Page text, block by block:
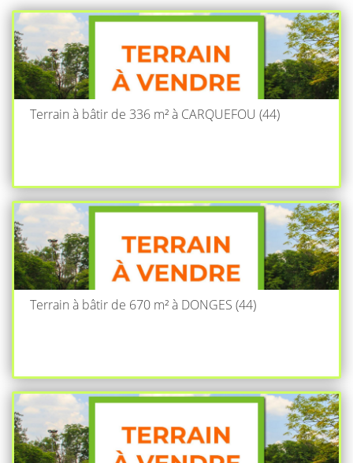
Terrain à bâtir de 336 m² à CARQUEFOU (44)
Terrain à bâtir de 670 m² à DONGES (44)